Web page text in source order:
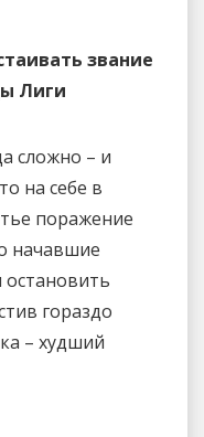
звание
Лиги
сложно – и
на себе в
поражение
начавшие
остановить
гораздо
– худший